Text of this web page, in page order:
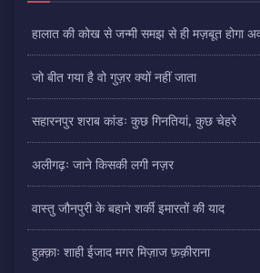
हालात की कोख से जन्मी समझ से ही मज़बूत होगा
जो बीत गया है वो गुज़र क्यों नहीं जाता
सहारनपुर शराब कांडः कुछ गिनतियां, कुछ चेहरे
अलीगढ़ः जाने किसकी लगी नज़र
वास्तु जौनपुरी के बहाने शर्की इमारतों की याद
हुक़्क़ाः शाही ईजाद मगर मिज़ाज फ़क़ीराना